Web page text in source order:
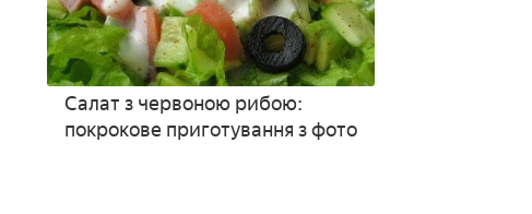
Салат з червоною рибою:
покрокове приготування з фото